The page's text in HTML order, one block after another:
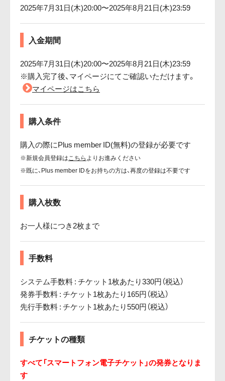
2025年7月31日(木)20:00〜2025年8月21日(木)23:59
入金期間
2025年7月31日(木)20:00〜2025年8月21日(木)23:59
※購入完了後、マイページにてご確認いただけます。
マイページはこちら
購入条件
購入の際にPlus member ID(無料)の登録が必要です
※新規会員登録はこちらよりお進みください
※既に、Plus member IDをお持ちの方は、再度の登録は不要です
購入枚数
お一人様につき2枚まで
手数料
システム手数料 : チケット1枚あたり330円（税込）
発券手数料 : チケット1枚あたり165円（税込）
先行手数料 : チケット1枚あたり550円（税込）
チケットの種類
すべて「スマートフォン電子チケット」の発券となりま
す